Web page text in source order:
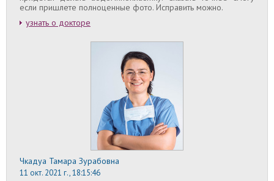
если пришлете полноценные фото. Исправить можно.
узнать о докторе
Чкадуа Тамара Зурабовна
11 окт. 2021 г., 18:15:46